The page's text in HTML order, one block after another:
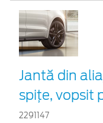
Jantă din
spițe, vopsit
2291147